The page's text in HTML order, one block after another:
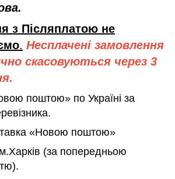
з Післяплатою не
. Несплачені замовлення
скасовуються через 3
поштою» по Україні за
«Новою поштою»
(за попередньою